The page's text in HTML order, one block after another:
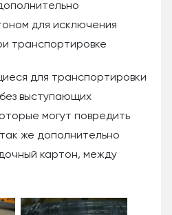
для исключения
транспортировке
для транспортировки
выступающих
могут повредить
же дополнительно
картон, между